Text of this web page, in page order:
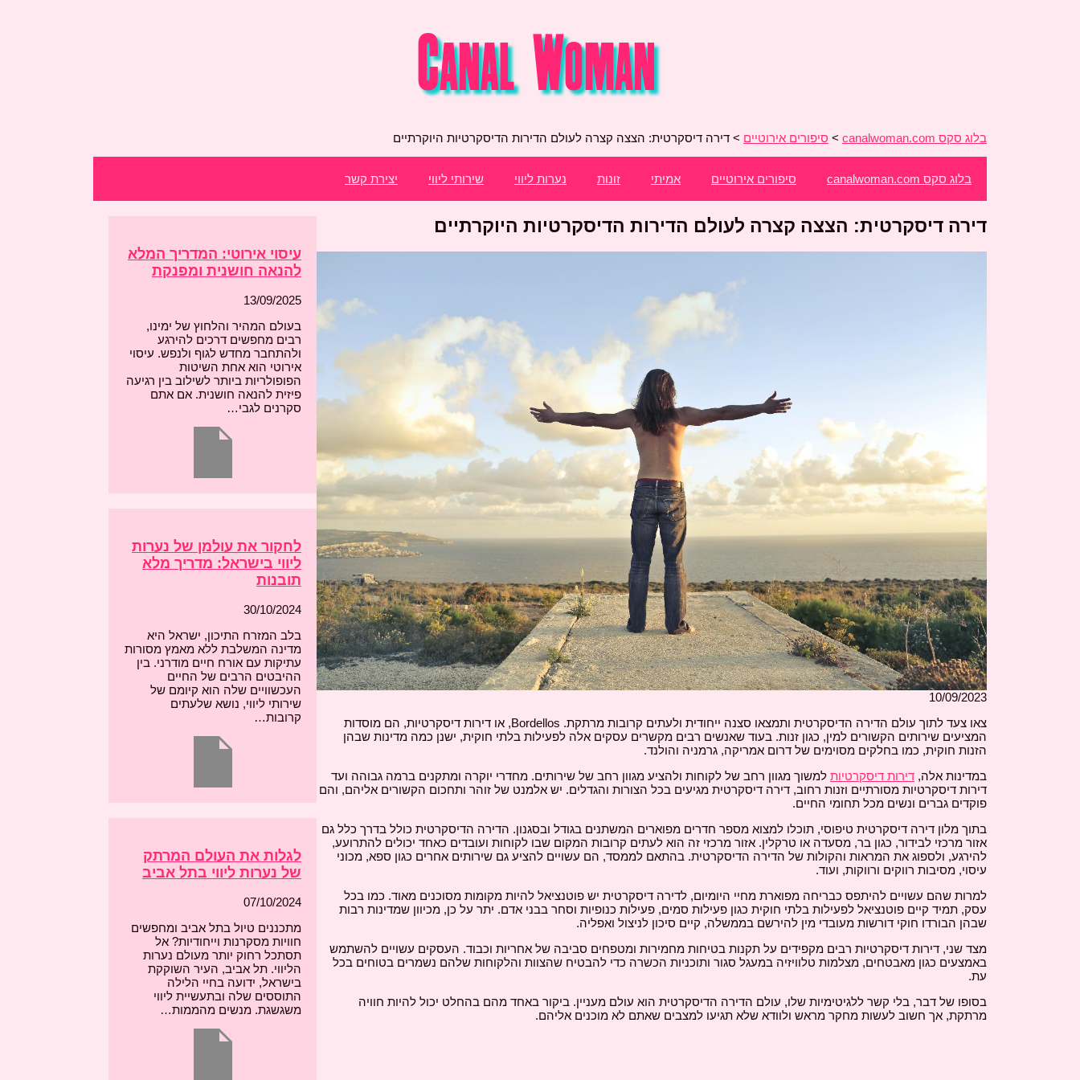
בלוג סקס canalwoman.com > סיפורים אירוטיים > דירה דיסקרטית: הצצה קצרה לעולם הדירות הדיסקרטיות היוקרתיים
בלוג סקס canalwoman.com סיפורים אירוטיים אמיתי זונות נערות ליווי שירותי ליווי יצירת קשר
דירה דיסקרטית: הצצה קצרה לעולם הדירות הדיסקרטיות היוקרתיים
10/09/2023
צאו צעד לתוך עולם הדירה הדיסקרטית ותמצאו סצנה ייחודית ולעתים קרובות מרתקת. Bordellos, או דירות דיסקרטיות, הם מוסדות
המציעים שירותים הקשורים למין, כגון זנות. בעוד שאנשים רבים מקשרים עסקים אלה לפעילות בלתי חוקית, ישנן כמה מדינות שבהן
הזנות חוקית, כמו בחלקים מסוימים של דרום אמריקה, גרמניה והולנד.
במדינות אלה, דירות דיסקרטיות למשוך מגוון רחב של לקוחות ולהציע מגוון רחב של שירותים. מחדרי יוקרה ומתקנים ברמה גבוהה ועד
דירות דיסקרטיות מסורתיים וזנות רחוב, דירה דיסקרטית מגיעים בכל הצורות והגדלים. יש אלמנט של זוהר ותחכום הקשורים אליהם, והם
פוקדים גברים ונשים מכל תחומי החיים.
בתוך מלון דירה דיסקרטית טיפוסי, תוכלו למצוא מספר חדרים מפוארים המשתנים בגודל ובסגנון. הדירה הדיסקרטית כולל בדרך כלל גם
אזור מרכזי לבידור, כגון בר, מסעדה או טרקלין. אזור מרכזי זה הוא לעתים קרובות המקום שבו לקוחות ועובדים כאחד יכולים להתרועע,
להירגע, ולספוג את המראות והקולות של הדירה הדיסקרטית. בהתאם לממסד, הם עשויים להציע גם שירותים אחרים כגון ספא, מכוני
עיסוי, מסיבות רווקים ורווקות, ועוד.
למרות שהם עשויים להיתפס כבריחה מפוארת מחיי היומיום, לדירה דיסקרטית יש פוטנציאל להיות מקומות מסוכנים מאוד. כמו בכל
עסק, תמיד קיים פוטנציאל לפעילות בלתי חוקית כגון פעילות סמים, פעילות כנופיות וסחר בבני אדם. יתר על כן, מכיוון שמדינות רבות
שבהן הבורדו חוקי דורשות מעובדי מין להירשם בממשלה, קיים סיכון לניצול ואפליה.
מצד שני, דירות דיסקרטיות רבים מקפידים על תקנות בטיחות מחמירות ומטפחים סביבה של אחריות וכבוד. העסקים עשויים להשתמש
באמצעים כגון מאבטחים, מצלמות טלוויזיה במעגל סגור ותוכניות הכשרה כדי להבטיח שהצוות והלקוחות שלהם נשמרים בטוחים בכל
עת.
בסופו של דבר, בלי קשר ללגיטימיות שלו, עולם הדירה הדיסקרטית הוא עולם מעניין. ביקור באחד מהם בהחלט יכול להיות חוויה
מרתקת, אך חשוב לעשות מחקר מראש ולוודא שלא תגיעו למצבים שאתם לא מוכנים אליהם.
עיסוי אירוטי: המדריך המלא
להנאה חושנית ומפנקת
13/09/2025
בעולם המהיר והלחוץ של ימינו,
רבים מחפשים דרכים להירגע
ולהתחבר מחדש לגוף ולנפש. עיסוי
אירוטי הוא אחת השיטות
הפופולריות ביותר לשילוב בין רגיעה
פיזית להנאה חושנית. אם אתם
סקרנים לגבי…
לחקור את עולמן של נערות
ליווי בישראל: מדריך מלא
תובנות
30/10/2024
בלב המזרח התיכון, ישראל היא
מדינה המשלבת ללא מאמץ מסורות
עתיקות עם אורח חיים מודרני. בין
ההיבטים הרבים של החיים
העכשוויים שלה הוא קיומם של
שירותי ליווי, נושא שלעתים
קרובות…
לגלות את העולם המרתק
של נערות ליווי בתל אביב
07/10/2024
מתכננים טיול בתל אביב ומחפשים
חוויות מסקרנות וייחודיות? אל
תסתכל רחוק יותר מעולם נערות
הליווי. תל אביב, העיר השוקקת
בישראל, ידועה בחיי הלילה
התוססים שלה ובתעשיית ליווי
משגשגת. מנשים מהממות…